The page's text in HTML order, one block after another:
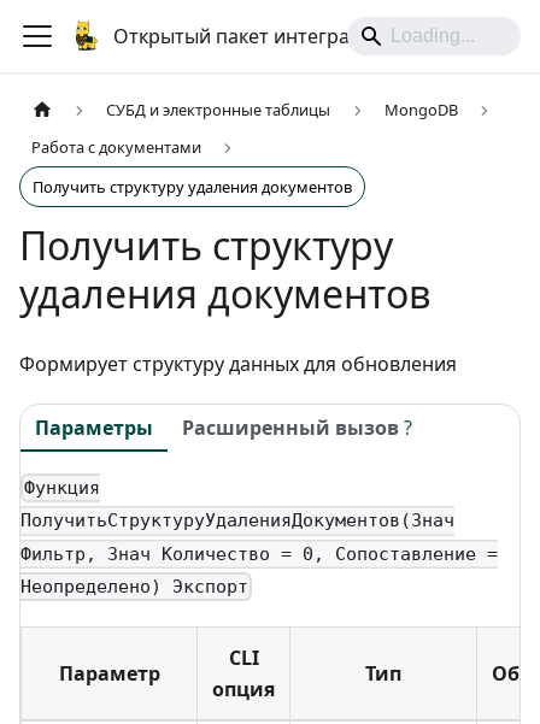
Открытый пакет интеграций
СУБД и электронные таблицы
MongoDB
Работа с документами
Получить структуру удаления документов
Получить структуру
удаления документов
Формирует структуру данных для обновления
Параметры Расширенный вызов?
Функция
ПолучитьСтруктуруУдаленияДокументов(Знач
Фильтр, Знач Количество = 0, Сопоставление =
Неопределено) Экспорт
Параметр
CLI
опция
Тип